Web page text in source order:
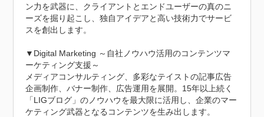
ン力を武器に、クライアントとエンドユーザーの真のニ
ーズを掘り起こし、独自アイデアと高い技術力でサービ
スを創出します。
▼Digital Marketing ～自社ノウハウ活用のコンテンツマ
ーケティング支援～
メディアコンサルティング、多彩なテイストの記事広告
企画制作、バナー制作、広告運用を展開。15年以上続く
「LIGブログ」のノウハウを最大限に活用し、企業のマー
ケティング武器となるコンテンツを生み出します。